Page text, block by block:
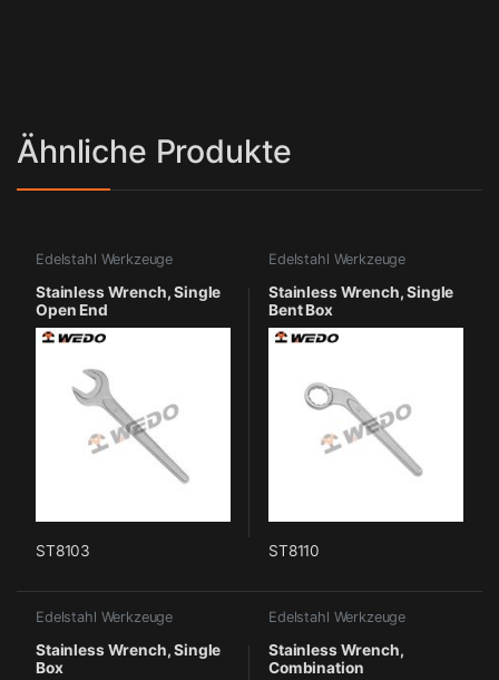
Ähnliche Produkte
Edelstahl Werkzeuge
Stainless Wrench, Single
Open End
ST8103
Edelstahl Werkzeuge
Stainless Wrench, Single
Bent Box
ST8110
Edelstahl Werkzeuge
Stainless Wrench, Single
Box
Edelstahl Werkzeuge
Stainless Wrench,
Combination